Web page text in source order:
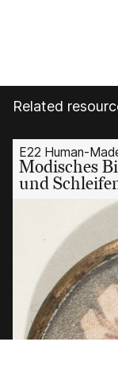
Related
E22 Human-
Modisches
und